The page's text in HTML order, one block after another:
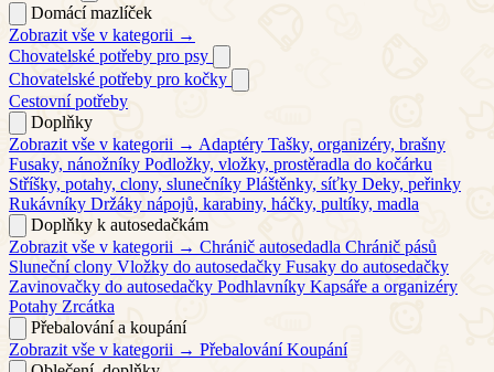
Domácí mazlíček
Zobrazit vše v kategorii →
Chovatelské potřeby pro psy
Chovatelské potřeby pro kočky
Cestovní potřeby
Doplňky
Zobrazit vše v kategorii → Adaptéry Tašky, organizéry, brašny
Fusaky, nánožníky Podložky, vložky, prostěradla do kočárku
Stříšky, potahy, clony, slunečníky Pláštěnky, síťky Deky, peřinky
Rukávníky Držáky nápojů, karabiny, háčky, pultíky, madla
Doplňky k autosedačkám
Zobrazit vše v kategorii → Chránič autosedadla Chránič pásů
Sluneční clony Vložky do autosedačky Fusaky do autosedačky
Zavinovačky do autosedačky Podhlavníky Kapsáře a organizéry
Potahy Zrcátka
Přebalování a koupání
Zobrazit vše v kategorii → Přebalování Koupání